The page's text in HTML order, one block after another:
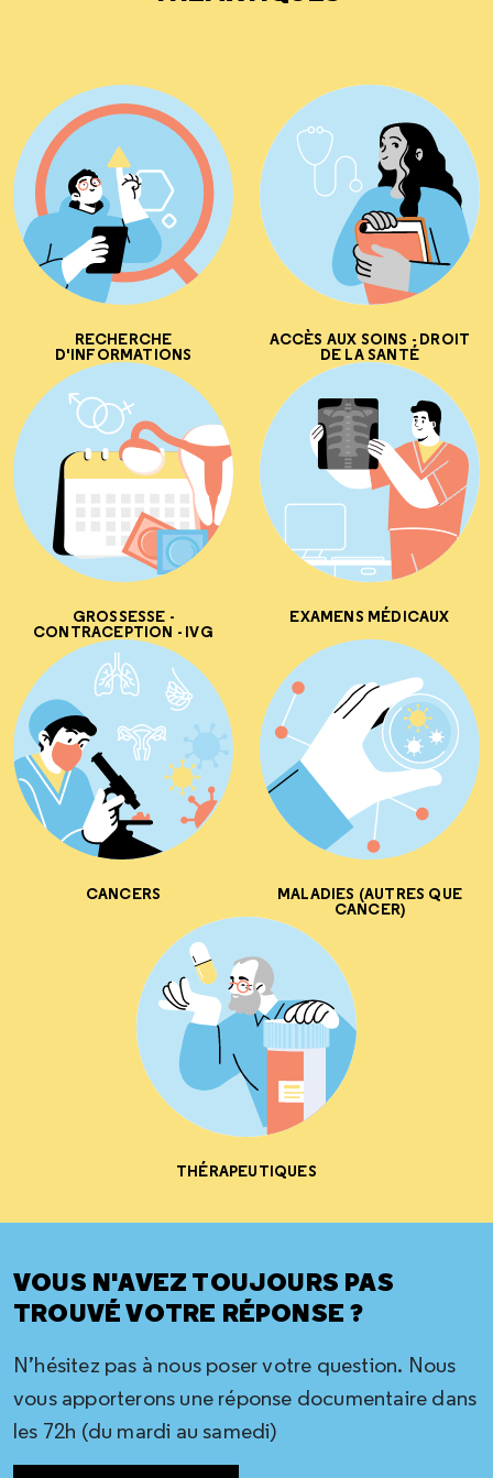
RECHERCHE
D'INFORMATIONS
ACCÈS AUX SOINS - DROIT
DE LA SANTÉ
GROSSESSE -
CONTRACEPTION - IVG
EXAMENS MÉDICAUX
CANCERS MALADIES (AUTRES QUE
CANCER)
THÉRAPEUTIQUES
VOUS N'AVEZ TOUJOURS PAS
TROUVÉ VOTRE RÉPONSE ?
N’hésitez pas à nous poser votre question. Nous
vous apporterons une réponse documentaire dans
les 72h (du mardi au samedi)